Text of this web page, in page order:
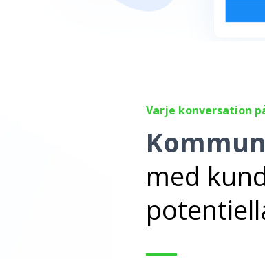
Varje konversation
med